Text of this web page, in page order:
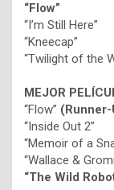
“Flow”
“I’m Still Here”
“Kneecap”
“Twilight of the
MEJOR
“Flow” (Runner-
“Inside Out 2”
“Memoir of a
“Wallace &
“The Wild